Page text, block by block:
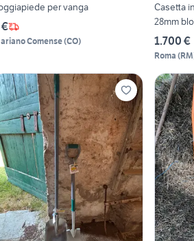
per vanga
Comense(CO)
Casetta
28mm
1.700 €
Roma (RM